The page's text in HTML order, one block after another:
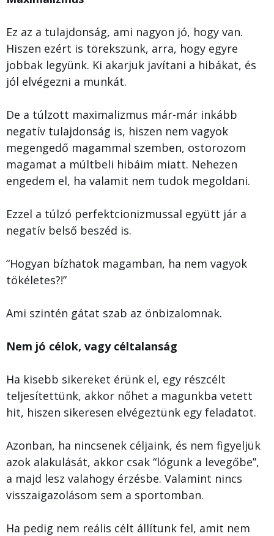
Ez az a tulajdonság, ami nagyon jó, hogy van.
Hiszen ezért is törekszünk, arra, hogy egyre
jobbak legyünk. Ki akarjuk javítani a hibákat, és
jól elvégezni a munkát.
De a túlzott maximalizmus már-már inkább
negatív tulajdonság is, hiszen nem vagyok
megengedő magammal szemben, ostorozom
magamat a múltbeli hibáim miatt. Nehezen
engedem el, ha valamit nem tudok megoldani.
Ezzel a túlzó perfektcionizmussal együtt jár a
negatív belső beszéd is.
“Hogyan bízhatok magamban, ha nem vagyok
tökéletes?!”
Ami szintén gátat szab az önbizalomnak.
Nem jó célok, vagy céltalanság
Ha kisebb sikereket érünk el, egy részcélt
teljesítettünk, akkor nőhet a magunkba vetett
hit, hiszen sikeresen elvégeztünk egy feladatot.
Azonban, ha nincsenek céljaink, és nem figyeljük
azok alakulását, akkor csak “lógunk a levegőbe”,
a majd lesz valahogy érzésbe. Valamint nincs
visszaigazolásom sem a sportomban.
Ha pedig nem reális célt állítunk fel, amit nem